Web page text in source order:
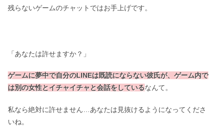
残らないゲームのチャットではお手上げです。
「あなたは許せますか？」
ゲームに夢中で自分のLINEは既読にならない彼氏が、ゲーム内で
は別の女性とイチャイチャと会話をしているなんて。
私なら絶対に許せません…あなたは見抜けるようになってくださ
いね。